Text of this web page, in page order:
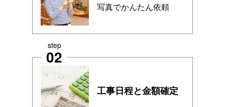
写真でかんたん依頼
step
02
工事日程と金額確定